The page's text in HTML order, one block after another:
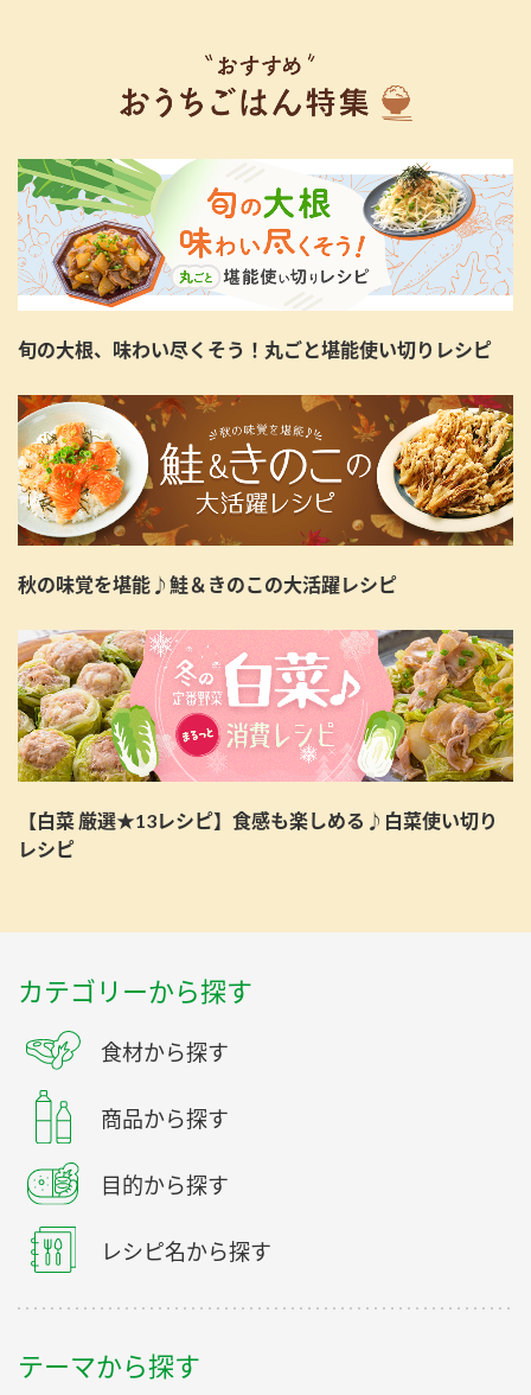
旬の大根、味わい尽くそう！丸ごと堪能使い切りレシピ
秋の味覚を堪能♪鮭＆きのこの大活躍レシピ
【白菜 厳選★13レシピ】食感も楽しめる♪白菜使い切り
レシピ
カテゴリーから探す
食材から探す
商品から探す
目的から探す
レシピ名から探す
テーマから探す